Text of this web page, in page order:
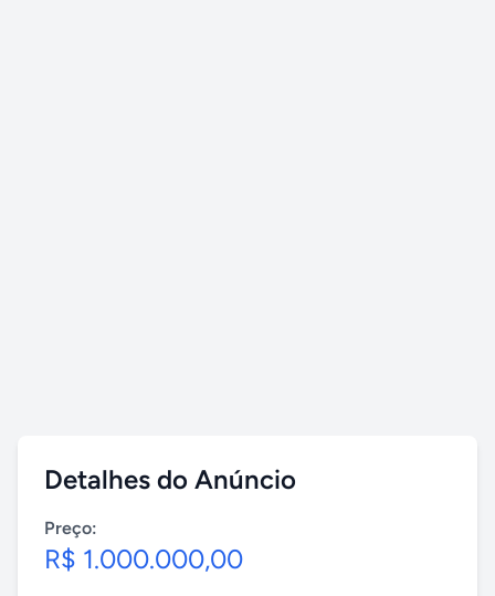
Detalhes do Anúncio
Preço:
R$ 1.000.000,00